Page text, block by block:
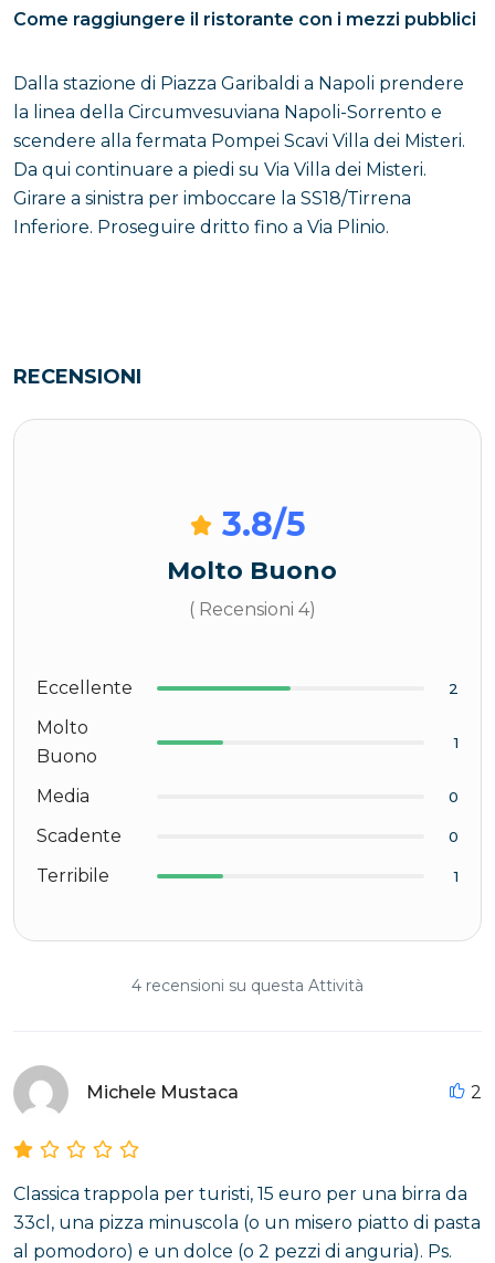
Come raggiungere il ristorante con i mezzi pubblici
Dalla stazione di Piazza Garibaldi a Napoli prendere
la linea della Circumvesuviana Napoli-Sorrento e
scendere alla fermata Pompei Scavi Villa dei Misteri.
Da qui continuare a piedi su Via Villa dei Misteri.
Girare a sinistra per imboccare la SS18/Tirrena
Inferiore. Proseguire dritto fino a Via Plinio.
RECENSIONI
3.8/5
Molto Buono
( Recensioni 4)
Eccellente 2
Molto
Buono
1
Media 0
Scadente 0
Terribile 1
4 recensioni su questa Attività
Michele Mustaca 2
Classica trappola per turisti, 15 euro per una birra da
33cl, una pizza minuscola (o un misero piatto di pasta
al pomodoro) e un dolce (o 2 pezzi di anguria). Ps.